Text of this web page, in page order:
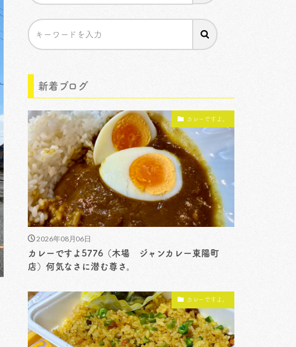
新着ブログ
カレーですよ。
2026年08月06日
カレーですよ5776（木場 ジャンカレー東陽町
店）何気なさに潜む尊さ。
カレーですよ。